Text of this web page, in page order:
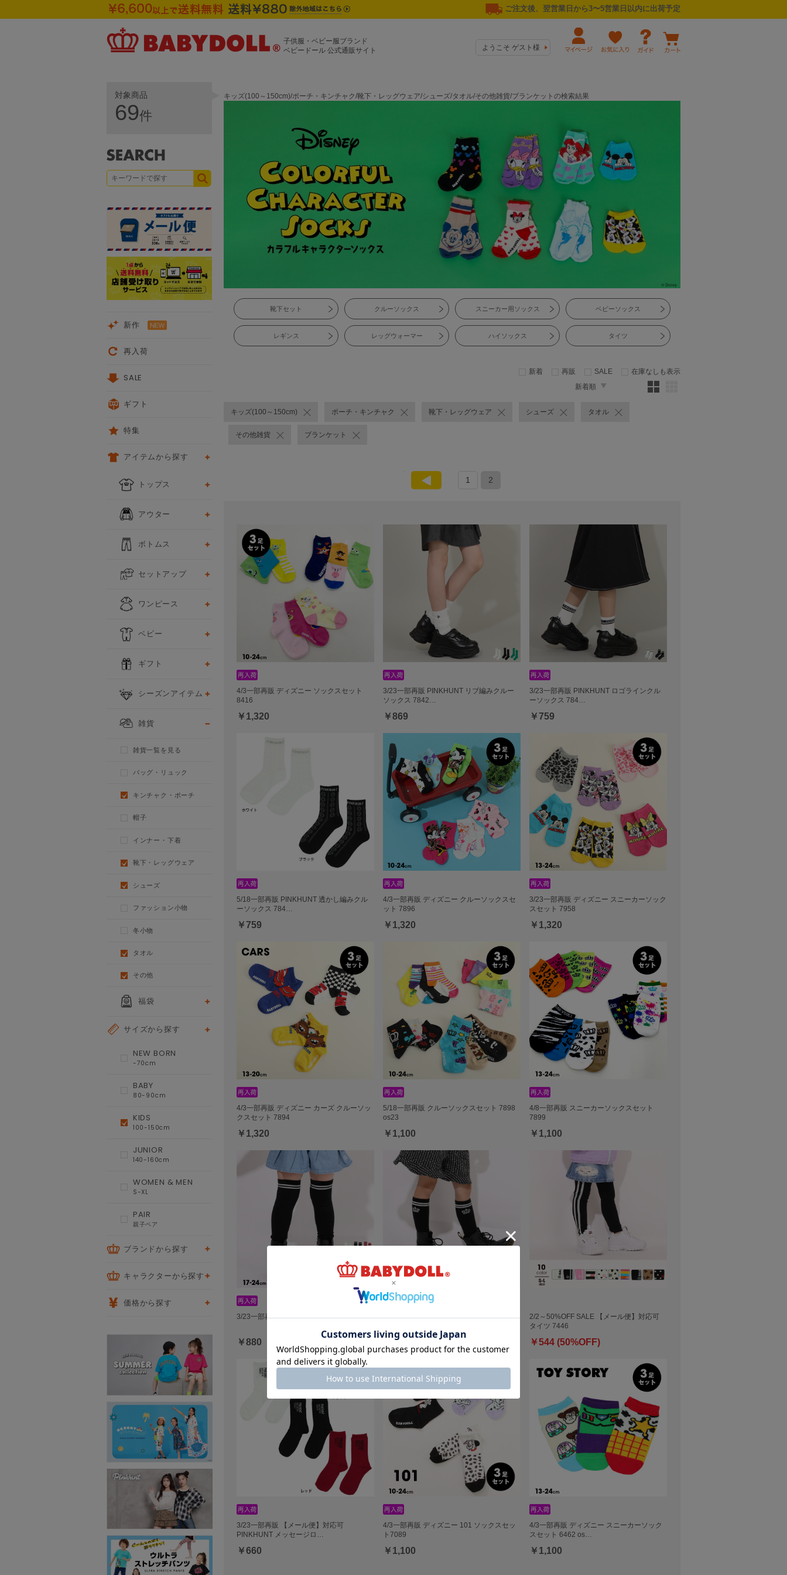
ご注文後、翌営業日から3〜5営業日以内に出荷予定
子供服・ベビー服ブランド
ベビードール 公式通販サイト
ようこそ ゲスト様
キッズ(100～150cm)/ポーチ・キンチャク/靴下・レッグウェア/シューズ/タオル/その他雑貨/ブランケットの検索結果
靴下セット クルーソックス スニーカー用ソックス ベビーソックス
レギンス レッグウォーマー ハイソックス タイツ
新着 再販 SALE
在庫なしも表示
新着順
キッズ(100～150cm) ポーチ・キンチャク 靴下・レッグウェア シューズ タオル
その他雑貨 ブランケット
前 1 2
4/3一部再販 ディズニー ソックスセット
8416
￥1,320
3/23一部再販 PINKHUNT リブ編みクルー
ソックス 7842…
￥869
3/23一部再販 PINKHUNT ロゴラインクル
ーソックス 784…
￥759
5/18一部再販 PINKHUNT 透かし編みクル
ーソックス 784…
￥759
4/3一部再販 ディズニー クルーソックスセ
ット 7896
￥1,320
3/23一部再販 ディズニー スニーカーソック
スセット 7958
￥1,320
4/3一部再販 ディズニー カーズ クルーソッ
クスセット 7894
￥1,320
5/18一部再販 クルーソックスセット 7898
os23
￥1,100
4/8一部再販 スニーカーソックスセット
7899
￥1,100
3/23一部再販 ニーハイソックス 7322 oa22
￥880
6/10一部再販 ハイソックス 7323 oa22
￥880
2/2～50%OFF SALE 【メール便】対応可
タイツ 7446
￥544 (50%OFF)
3/23一部再販 【メール便】対応可
PINKHUNT メッセージロ…
￥660
4/3一部再販 ディズニー 101 ソックスセッ
ト7089
￥1,100
4/3一部再販 ディズニー スニーカーソック
スセット 6462 os…
￥1,100
対象商品
69件
新作
再入荷
SALE
ギフト
特集
アイテムから探す
トップス
アウター
ボトムス
セットアップ
ワンピース
ベビー
ギフト
シーズンアイテム
雑貨
雑貨一覧を見る
バッグ・リュック
キンチャク・ポーチ
帽子
インナー・下着
靴下・レッグウェア
シューズ
ファッション小物
冬小物
タオル
その他
福袋
サイズから探す
NEW BORN
-70cm
BABY
80-90cm
KIDS
100-150cm
JUNIOR
140-160cm
WOMEN & MEN
S-XL
PAIR
親子ペア
ブランドから探す
キャラクターから探す
価格から探す